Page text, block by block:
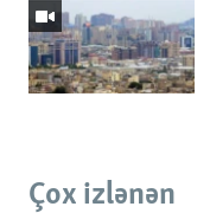
Çox izlənən